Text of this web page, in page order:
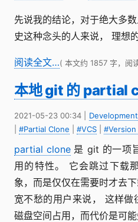
先说我的结论，对于绝大多
史这种念头的人来说， 理想
阅读全文…( 本文约 1857 字，阅
本地 git 的 partial
2021-05-23 00:34 Development
#Partial Clone #VCS
partial clone是 git 的一项
用的特性。 它会跳过下载
象，而是仅仅在需要时才去
宽不愁的用户来说， 这样
磁盘空间占用，而代价是可